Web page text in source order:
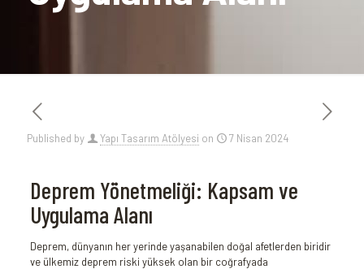
Published by Yapı Tasarım Atölyesi on 7 Nisan 2024
Deprem Yönetmeliği: Kapsam ve
Uygulama Alanı
Deprem, dünyanın her yerinde yaşanabilen doğal afetlerden biridir
ve ülkemiz deprem riski yüksek olan bir coğrafyada